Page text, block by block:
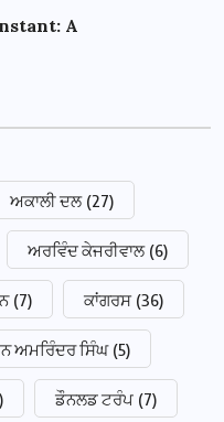
A
ਅਕਾਲੀ ਦਲ (27)
ਅਰਵਿੰਦ ਕੇਜਰੀਵਾਲ (6)
(7) ਕਾਂਗਰਸ (36)
ਅਮਰਿੰਦਰ ਸਿੰਘ (5)
ਡੌਨਲਡ ਟਰੰਪ (7)